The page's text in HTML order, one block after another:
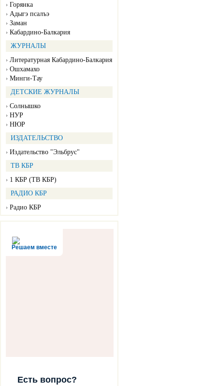
Горянка
Адыгэ псалъэ
Заман
Кабардино-Балкария
ЖУРНАЛЫ
Литературная Кабардино-Балкария
Ошхамахо
Минги-Тау
ДЕТСКИЕ ЖУРНАЛЫ
Солнышко
НУР
НЮР
ИЗДАТЕЛЬСТВО
Издательство "Эльбрус"
ТВ КБР
1 КБР (ТВ КБР)
РАДИО КБР
Радио КБР
Решаем вместе
Есть вопрос?